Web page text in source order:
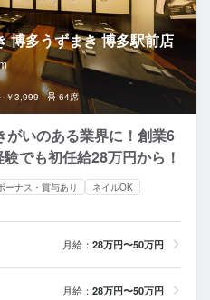
博多うずまき 博多駅前店
￥3,999 64席
いのある業界に！創業6
でも初任給28万円から！
ーナス・賞与あり
ネイルOK
月給： 28万円〜50万円
月給： 28万円〜50万円